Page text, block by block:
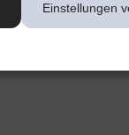
Einstellungen